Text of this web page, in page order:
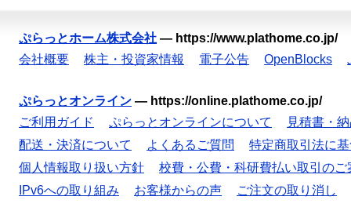
ぷらっとホーム株式会社 — https://www.plathome.co.jp/
会社概要
株主・投資家情報 電子公告 OpenBlocks
ぷらっとオンライン — https://online.plathome.co.jp/
ご利用ガイド
ぷらっとオンラインについて
見積書・
配送・決済について
よくあるご質問
特定商取引法に
個人情報取り扱い方針
校費・公費・科研費払い取引のご
IPv6への取り組み
お客様からの声 ご注文の取り消し